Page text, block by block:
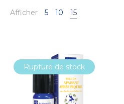
Afficher 5 10 15
Rupture de stock